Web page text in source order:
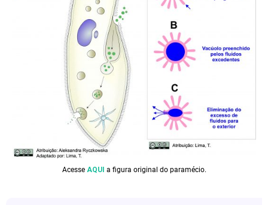
Acesse AQUI a figura original do paramécio.